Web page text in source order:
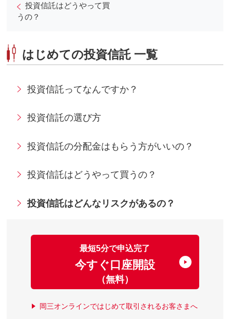
投資信託はどうやって買
うの？
はじめての投資信託 一覧
投資信託ってなんですか？
投資信託の選び方
投資信託の分配金はもらう方がいいの？
投資信託はどうやって買うの？
投資信託はどんなリスクがあるの？
最短5分で申込完了
今すぐ口座開設
（無料）
岡三オンラインではじめて取引されるお客さまへ